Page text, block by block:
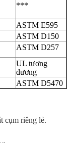
***
ASTM E595
ASTM D150
ASTM D257
UL tương
đương
ASTM D5470
cụm riêng lẻ.